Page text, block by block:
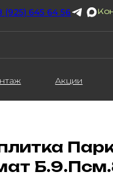
(925) 645 64 56
Акции